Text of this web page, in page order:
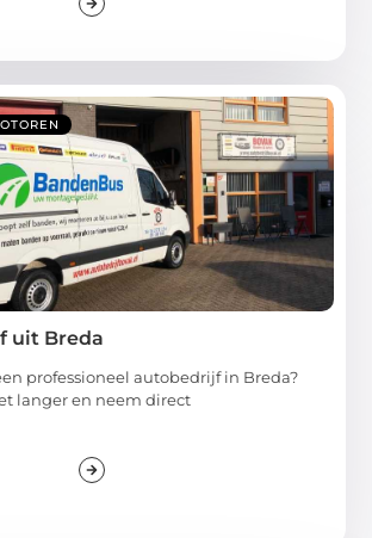
uit Breda
professioneel autobedrijf in Breda?
langer en neem direct